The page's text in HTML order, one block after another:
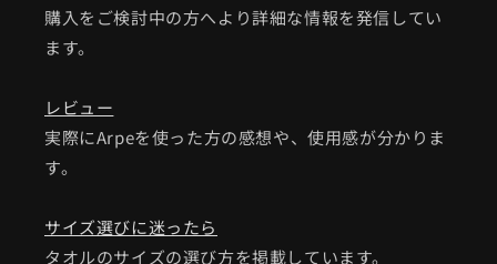
購入をご検討中の方へより詳細な情報を発信してい
ます。
レビュー
実際にArpeを使った方の感想や、使用感が分かりま
す。
サイズ選びに迷ったら
タオルのサイズの選び方を掲載しています。